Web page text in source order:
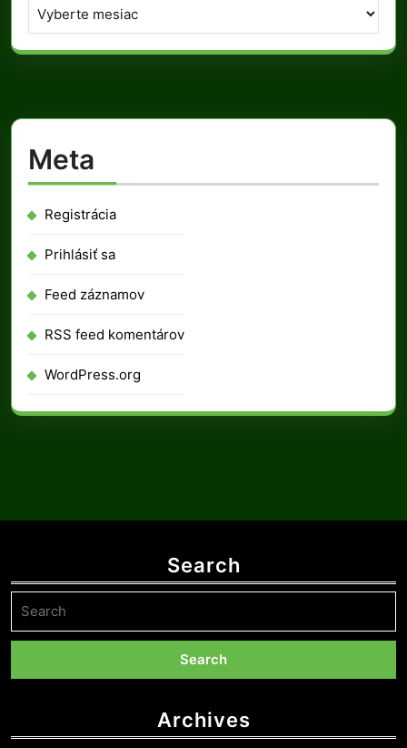
Meta
Registrácia
Prihlásiť sa
Feed záznamov
RSS feed komentárov
WordPress.org
Search
for:
Archives